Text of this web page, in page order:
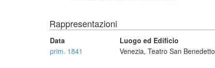
Rappresentazioni
Data Luogo ed Edificio
prim. 1841
Venezia, Teatro San Benedetto